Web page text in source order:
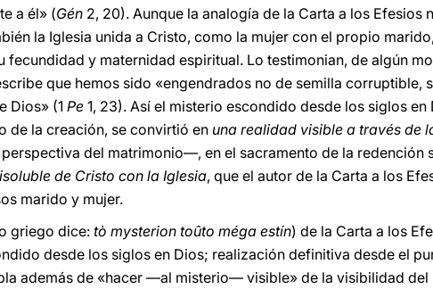
a él» (Gén 2, 20). Aunque la analogía de la Carta a los Efesios
la Iglesia unida a Cristo, como la mujer con el propio
fecundidad y maternidad espiritual. Lo testimonian, de algún
que hemos sido «engendrados no de semilla corruptible,
Dios» (1 Pe 1, 23). Así el misterio escondido desde los siglos
de la creación, se convirtió en una realidad visible a través de
del matrimonio—, en el sacramento de la redención
de Cristo con la Iglesia, que el autor de la Carta a los
marido y mujer.
griego dice: tò mysterion toûto méga estín) de la Carta a los
desde los siglos en Dios; realización definitiva desde el
además de «hacer —al misterio— visible» de la visibilidad del